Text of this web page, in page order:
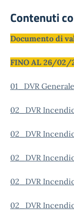
Contenuti
Documento di
FINO AL 26/02/
01_DVR
02_DVR
02_DVR
02_DVR
02_DVR
02_DVR